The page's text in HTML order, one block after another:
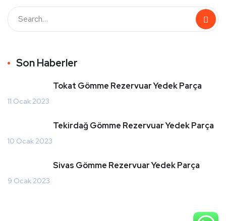
Son Haberler
Tokat Gömme Rezervuar Yedek Parça
11 Ocak 2023
Tekirdağ Gömme Rezervuar Yedek Parça
10 Ocak 2023
Sivas Gömme Rezervuar Yedek Parça
9 Ocak 2023